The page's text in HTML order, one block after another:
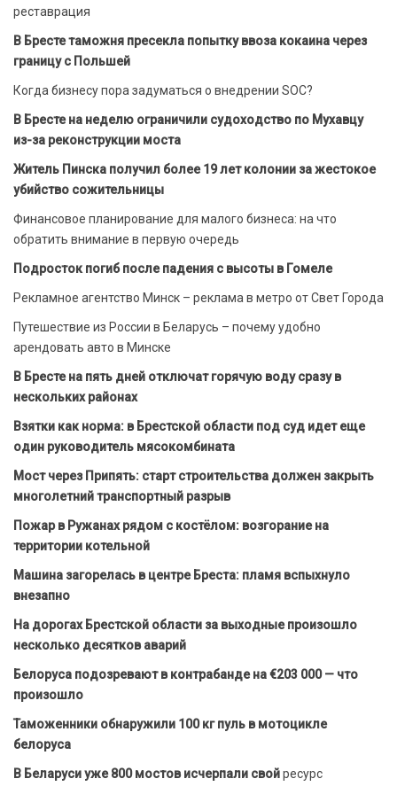
реставрация
В Бресте таможня пресекла попытку ввоза кокаина через
границу с Польшей
Когда бизнесу пора задуматься о внедрении SOC?
В Бресте на неделю ограничили судоходство по Мухавцу
из-за реконструкции моста
Житель Пинска получил более 19 лет колонии за жестокое
убийство сожительницы
Финансовое планирование для малого бизнеса: на что
обратить внимание в первую очередь
Подросток погиб после падения с высоты в Гомеле
Рекламное агентство Минск – реклама в метро от Свет Города
Путешествие из России в Беларусь – почему удобно
арендовать авто в Минске
В Бресте на пять дней отключат горячую воду сразу в
нескольких районах
Взятки как норма: в Брестской области под суд идет еще
один руководитель мясокомбината
Мост через Припять: старт строительства должен закрыть
многолетний транспортный разрыв
Пожар в Ружанах рядом с костёлом: возгорание на
территории котельной
Машина загорелась в центре Бреста: пламя вспыхнуло
внезапно
На дорогах Брестской области за выходные произошло
несколько десятков аварий
Белоруса подозревают в контрабанде на €203 000 — что
произошло
Таможенники обнаружили 100 кг пуль в мотоцикле
белоруса
В Беларуси уже 800 мостов исчерпали свойресурс